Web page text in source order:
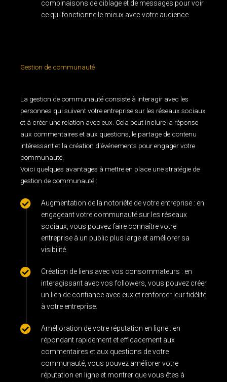
combinaisons de ciblage et de messages pour voir
ce qui fonctionne le mieux avec votre audience.
Gestion de communauté
La gestion de communauté consiste à interagir avec les
personnes qui suivent votre entreprise sur les réseaux sociaux
et à créer une relation avec eux. Cela peut inclure la réponse
aux commentaires et aux questions, le partage de contenu
intéressant et la création d'événements pour engager votre
communauté.
Voici quelques avantages à mettre en place une stratégie de
gestion de communauté :
Augmentation de la notoriété de votre entreprise : en
engageant votre communauté sur les réseaux
sociaux, vous pouvez faire connaître votre
entreprise à un public plus large et améliorer sa
visibilité.
Création de liens avec vos consommateurs : en
interagissant avec vos followers, vous pouvez créer
un lien de confiance avec eux et renforcer leur fidélité
à votre entreprise.
Amélioration de votre réputation en ligne : en
répondant rapidement et efficacement aux
commentaires et aux questions de votre
communauté, vous pouvez améliorer votre
réputation en ligne et montrer que vous êtes à